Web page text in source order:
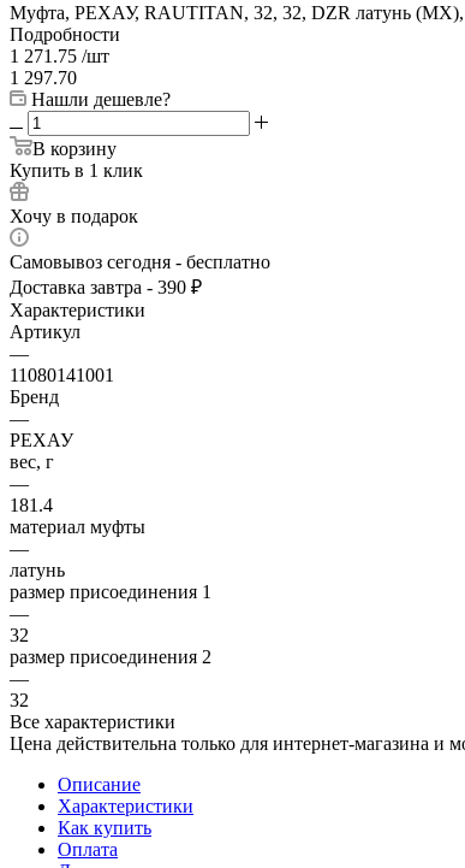
Муфта, РЕХАУ, RAUTITAN, 32, 32, DZR латунь (MX),
Подробности
1 271.75 /шт
1 297.70
Нашли дешевле?
В корзину
Купить в 1 клик
Хочу в подарок
Самовывоз сегодня - бесплатно
Доставка завтра - 390 ₽
Характеристики
Артикул
—
11080141001
Бренд
—
РЕХАУ
вес, г
—
181.4
материал муфты
—
латунь
размер присоединения 1
—
32
размер присоединения 2
—
32
Все характеристики
Цена действительна только для интернет-магазина и
Описание
Характеристики
Как купить
Оплата